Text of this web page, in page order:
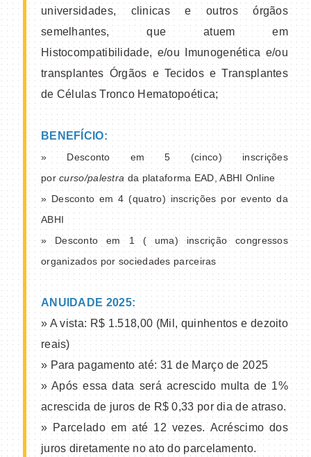
universidades, clinicas e outros órgãos
semelhantes, que atuem em
Histocompatibilidade, e/ou Imunogenética e/ou
transplantes Órgãos e Tecidos e Transplantes
de Células Tronco Hematopoética;
BENEFÍCIO:
» Desconto em 5 (cinco) inscrições
porcurso/palestra da plataforma EAD, ABHI Online
» Desconto em 4 (quatro) inscrições por evento da
ABHI
» Desconto em 1 ( uma) inscrição congressos
organizados por sociedades parceiras
ANUIDADE 2025:
» A vista: R$ 1.518,00 (Mil, quinhentos e dezoito
reais)
» Para pagamento até: 31 de Março de 2025
» Após essa data será acrescido multa de 1%
acrescida de juros de R$ 0,33 por dia de atraso.
» Parcelado em até 12 vezes. Acréscimo dos
juros diretamente no ato do parcelamento.